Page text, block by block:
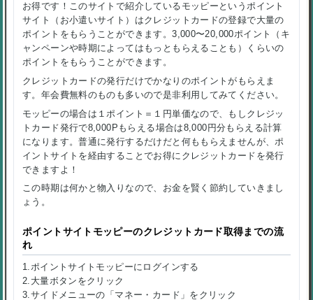
お得です！このサイトで紹介しているモッピーというポイント
サイト（お小遣いサイト）はクレジットカードの登録で大量の
ポイントをもらうことができます。3,000〜20,000ポイント（キ
ャンペーンや時期によってはもっともらえることも）くらいの
ポイントをもらうことができます。
クレジットカードの発行だけでかなりのポイントがもらえま
す。年会費無料のものも多いので是非利用してみてください。
モッピーの場合は１ポイント＝１円単価なので、もしクレジッ
トカード発行で8,000Pもらえる場合は8,000円分もらえる計算
になります。普通に発行するだけだと何ももらえませんが、ポ
イントサイトを経由することでお得にクレジットカードを発行
できますよ！
この時期は何かと物入りなので、お金を賢く節約していきまし
ょう。
ポイントサイトモッピーのクレジットカード取得までの流
れ
1.ポイントサイトモッピーにログインする
2.大量ボタンをクリック
3.サイドメニューの「マネー・カード」をクリック